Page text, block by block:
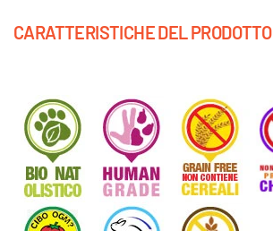
CARATTERISTICHE DEL PRODOTTO